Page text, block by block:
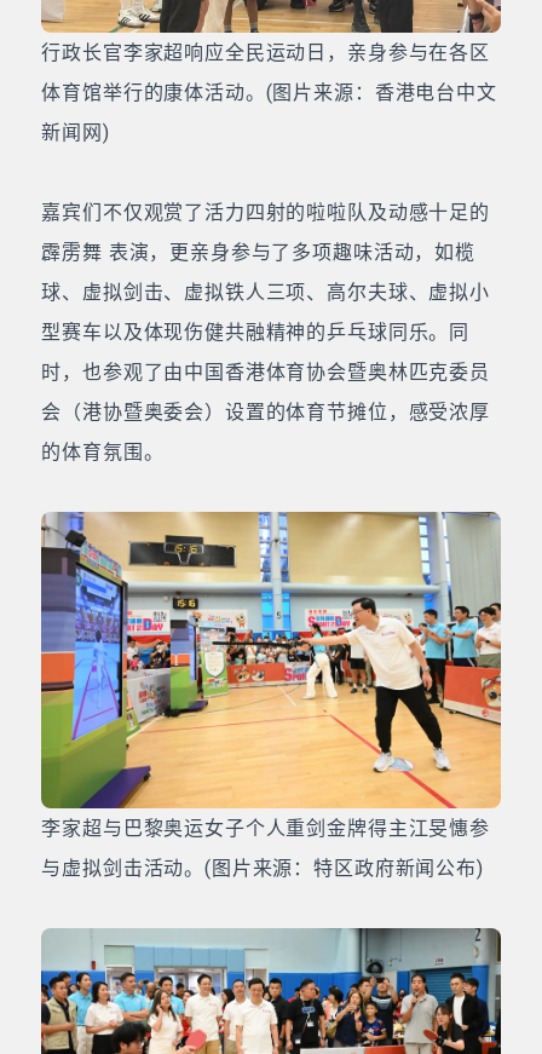
行政长官李家超响应全民运动日，亲身参与在各区
体育馆举行的康体活动。(图片来源：香港电台中文
新闻网)
嘉宾们不仅观赏了活力四射的啦啦队及动感十足的
霹雳舞 表演，更亲身参与了多项趣味活动，如榄
球、虚拟剑击、虚拟铁人三项、高尔夫球、虚拟小
型赛车以及体现伤健共融精神的乒乓球同乐。同
时，也参观了由中国香港体育协会暨奥林匹克委员
会（港协暨奥委会）设置的体育节摊位，感受浓厚
的体育氛围。
李家超与巴黎奥运女子个人重剑金牌得主江旻憓参
与虚拟剑击活动。(图片来源：特区政府新闻公布)